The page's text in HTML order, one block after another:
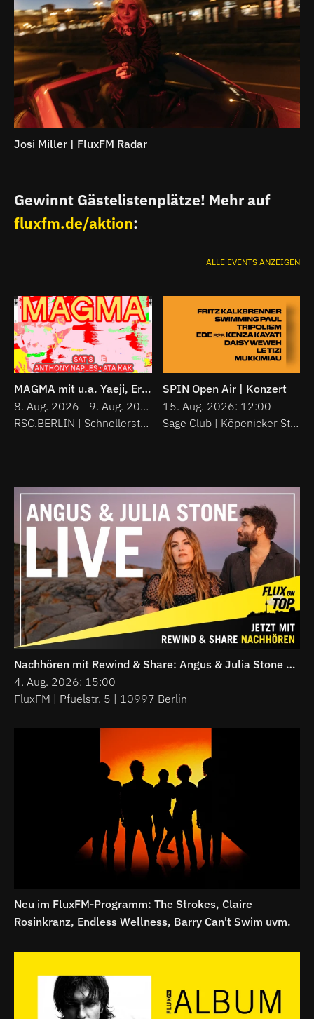
Josi Miller | FluxFM Radar
Gewinnt Gästelistenplätze! Mehr auf
fluxfm.de/aktion:
ALLE EVENTS ANZEIGEN
MAGMA mit u.a. Yaeji, Erika De Casier, Joy Orbison uvm. | Konzerte
8. Aug. 2026 - 9. Aug. 2026
RSO.BERLIN | Schnellerstraße 137 | 12439 Berlin
SPIN Open Air | Konzert
15. Aug. 2026: 12:00
Sage Club | Köpenicker Str. 20 | 10997 Berlin
Nachhören mit Rewind & Share: Angus & Julia Stone LIVE bei Flux On Top #3 am 4. August 2026
4. Aug. 2026: 15:00
FluxFM | Pfuelstr. 5 | 10997 Berlin
Neu im FluxFM-Programm: The Strokes, Claire
Rosinkranz, Endless Wellness, Barry Can't Swim uvm.